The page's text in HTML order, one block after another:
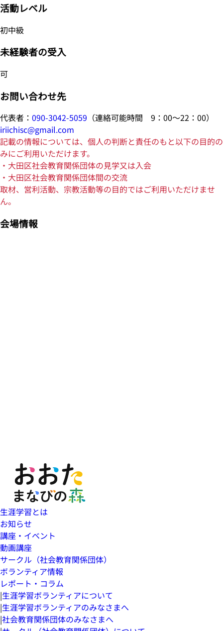
活動レベル
初中級
未経験者の受入
可
お問い合わせ先
代表者： 090-3042-5059 （連絡可能時間 9：00～22：00）
iriichisc@gmail.com
記載の情報については、個人の判断と責任のもと以下の目的の
みにご利用いただけます。
・大田区社会教育関係団体の見学又は入会
・大田区社会教育関係団体間の交流
取材、営利活動、宗教活動等の目的ではご利用いただけませ
ん。
会場情報
生涯学習とは
お知らせ
講座・イベント
動画講座
サークル（社会教育関係団体）
ボランティア情報
レポート・コラム
|生涯学習ボランティアについて
|生涯学習ボランティアのみなさまへ
|社会教育関係団体のみなさまへ